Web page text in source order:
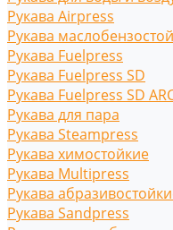
Рукава Airpress
Рукава
Рукава Fuelpress
Рукава Fuelpress SD
Рукава Fuelpress SD
Рукава для пара
Рукава Steampress
Рукава химостойкие
Рукава Multipress
Рукава
Рукава Sandpress